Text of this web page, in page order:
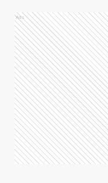
Ads